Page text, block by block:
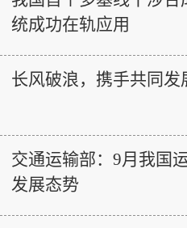
统成功在轨应用
长风破浪，携手共同发
交通运输部：9月我国
发展态势